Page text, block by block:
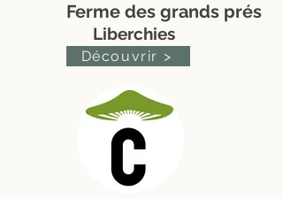
Ferme des grands prés
Liberchies
Découvrir >